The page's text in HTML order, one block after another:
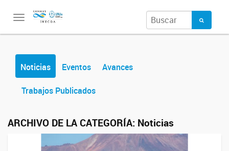
Toggle
Noticias Eventos Avances
Trabajos Publicados
ARCHIVO DE LA CATEGORÍA: Noticias